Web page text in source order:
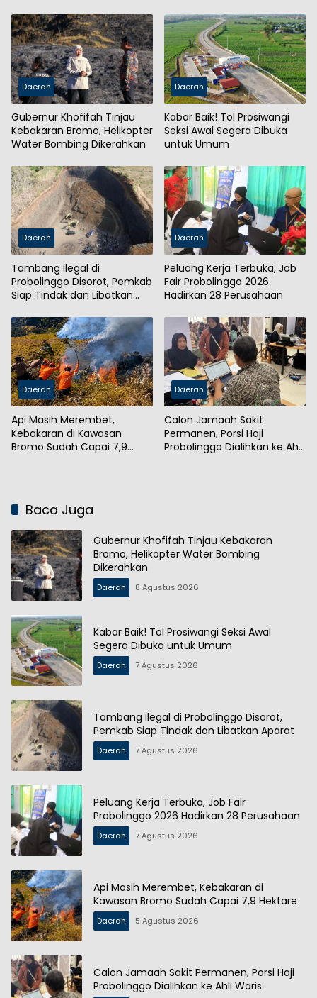
Daerah
Gubernur Khofifah Tinjau
Kebakaran Bromo, Helikopter
Water Bombing Dikerahkan
Daerah
Kabar Baik! Tol Prosiwangi
Seksi Awal Segera Dibuka
untuk Umum
Daerah
Tambang Ilegal di
Probolinggo Disorot, Pemkab
Siap Tindak dan Libatkan
Daerah
Peluang Kerja Terbuka, Job
Fair Probolinggo 2026
Hadirkan 28 Perusahaan
Daerah
Api Masih Merembet,
Kebakaran di Kawasan
Bromo Sudah Capai 7,9
Daerah
Calon Jamaah Sakit
Permanen, Porsi Haji
Probolinggo Dialihkan ke Ahli
Baca Juga
Gubernur Khofifah Tinjau Kebakaran
Bromo, Helikopter Water Bombing
Dikerahkan
Daerah 8 Agustus 2026
Kabar Baik! Tol Prosiwangi Seksi Awal
Segera Dibuka untuk Umum
Daerah 7 Agustus 2026
Tambang Ilegal di Probolinggo Disorot,
Pemkab Siap Tindak dan Libatkan Aparat
Daerah 7 Agustus 2026
Peluang Kerja Terbuka, Job Fair
Probolinggo 2026 Hadirkan 28 Perusahaan
Daerah 7 Agustus 2026
Api Masih Merembet, Kebakaran di
Kawasan Bromo Sudah Capai 7,9 Hektare
Daerah 5 Agustus 2026
Calon Jamaah Sakit Permanen, Porsi Haji
Probolinggo Dialihkan ke Ahli Waris